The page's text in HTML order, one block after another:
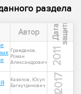
раздела
Автор Д
а
т
а
з
а
щ
и
т ы
Гражданов,
Роман
Александрович
2011
Казилов, Юсуп
Багаутдинович
2017